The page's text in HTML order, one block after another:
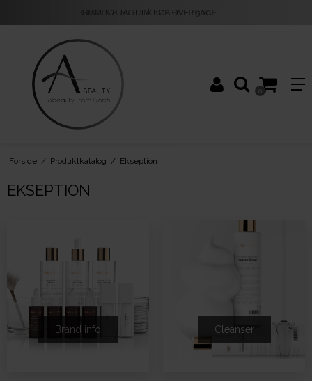
HURTIG LEVERING 1-2 HVERDAGE
0
Forside / Produktkatalog / Ekseption
EKSEPTION
Brand info Cleanser